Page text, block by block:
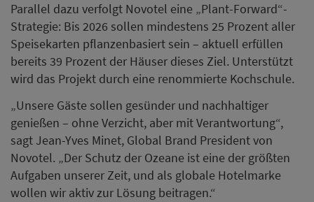
Parallel dazu verfolgt Novotel eine „Plant-Forward“-
Strategie: Bis 2026 sollen mindestens 25 Prozent aller
Speisekarten pflanzenbasiert sein – aktuell erfüllen
bereits 39 Prozent der Häuser dieses Ziel. Unterstützt
wird das Projekt durch eine renommierte Kochschule.
„Unsere Gäste sollen gesünder und nachhaltiger
genießen – ohne Verzicht, aber mit Verantwortung“,
sagt Jean-Yves Minet, Global Brand President von
Novotel. „Der Schutz der Ozeane ist eine der größten
Aufgaben unserer Zeit, und als globale Hotelmarke
wollen wir aktiv zur Lösung beitragen.“